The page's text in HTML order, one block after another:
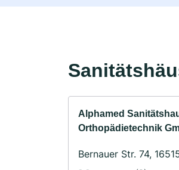
Alphamed
Orthopädietechnik
Bernauer Str. 74,